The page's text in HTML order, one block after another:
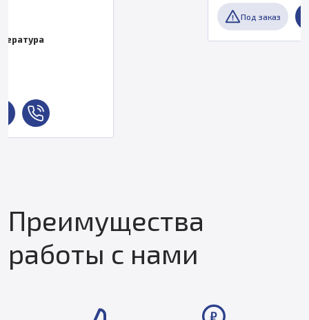
Преимущества
работы с нами